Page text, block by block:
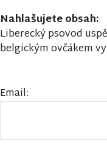
Nahlašujete obsah:
Liberecký psovod
belgickým ovčákem
Email: